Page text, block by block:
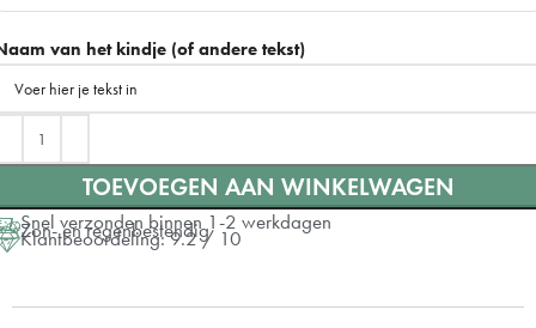
Rechts
van het kindje (of andere tekst)
TOEVOEGEN AAN WINKELWAGEN
Snel verzonden binnen 1-2 werkdagen
Zon- en regenbestendig
Klantbeoordeling: 9.2 / 10